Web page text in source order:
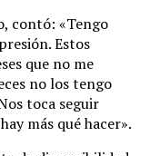
contó: «Tengo
Estos
que no me
no los tengo
toca seguir
más qué hacer».